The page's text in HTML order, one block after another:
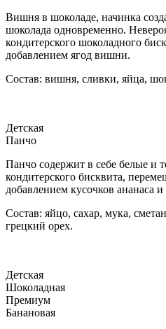
Вишня в шоколаде, начинка
шоколада одновременно.
кондитерского шоколадного
добавлением ягод вишни.
Состав: вишня, сливки, яйца,
Детская
Панчо
Панчо содержит в себе белые и
кондитерского бисквита,
добавлением кусочков ананаса
Состав: яйцо, сахар, мука,
грецкий орех.
Детская
Шоколадная
Премиум
Банановая